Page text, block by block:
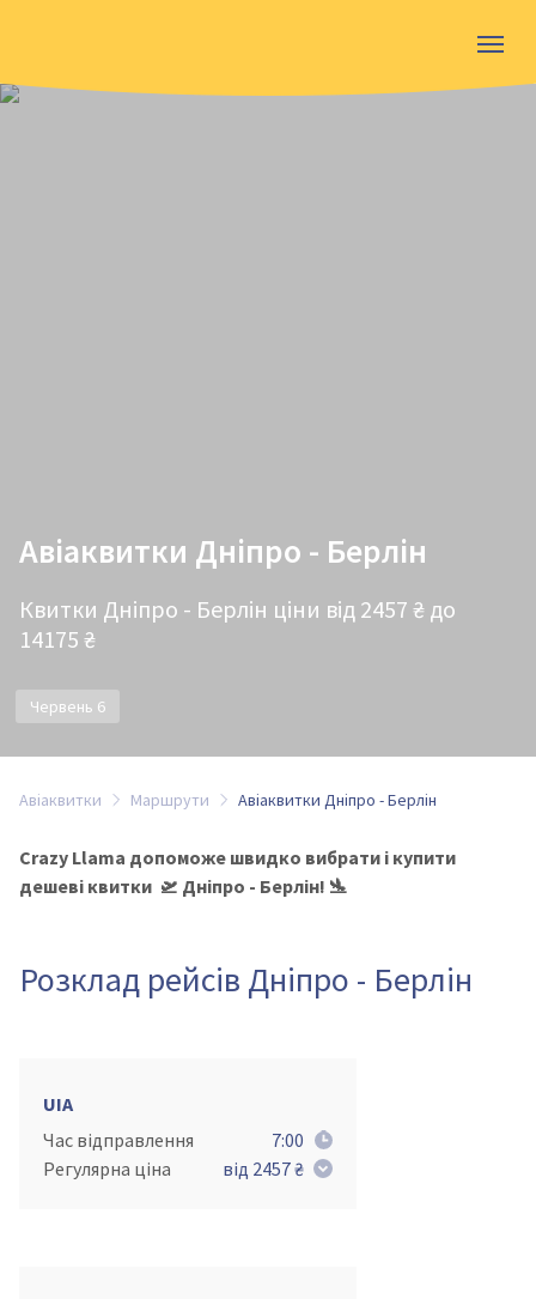
Авіаквитки Дніпро - Берлін
Квитки Дніпро - Берлін ціни від 2457 ₴ до
14175 ₴
Червень 6
Авіаквитки Маршрути Авіаквитки Дніпро - Берлін
Crazy Llama допоможе швидко вибрати і купити
дешеві квитки 🛫 Дніпро - Берлін! 🛬
Розклад рейсів Дніпро - Берлін
UIA
Час відправлення
7:00
Регулярна ціна
від 2457 ₴